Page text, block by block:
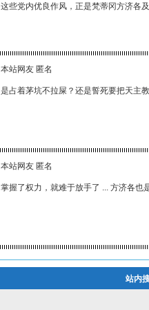
这些党内优良作风，正是梵蒂冈方济各
本站网友 匿名
是占着茅坑不拉屎？还是誓死要把天主
本站网友 匿名
掌握了权力，就难于放手了 ... 方济各也
站内